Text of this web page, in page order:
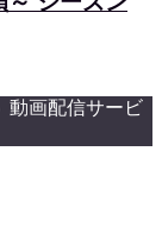
動画配信サービ